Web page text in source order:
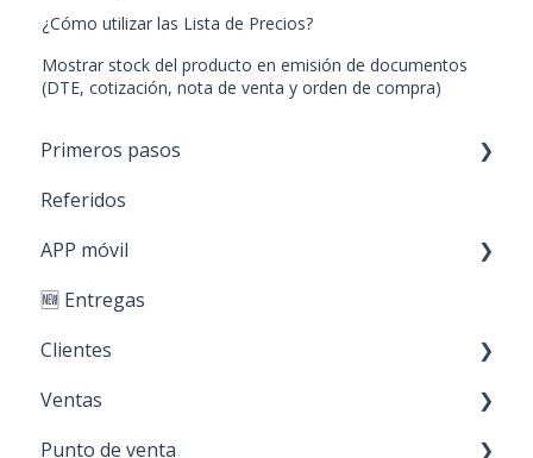
¿Cómo utilizar las Lista de Precios?
Mostrar stock del producto en emisión de documentos
(DTE, cotización, nota de venta y orden de compra)
Primeros pasos
Paso 1: Nuevos productos
Paso 2: Carga de stock
Paso 3: Crear clientes
Paso 4: Realizar ventas
Personaliza tu cuenta
Referidos
APP móvil
Primeros Pasos
🆕 Entregas
Clientes
Creación y edición
Acciones sobre mis clientes
Ventas
Cotización
Punto de venta